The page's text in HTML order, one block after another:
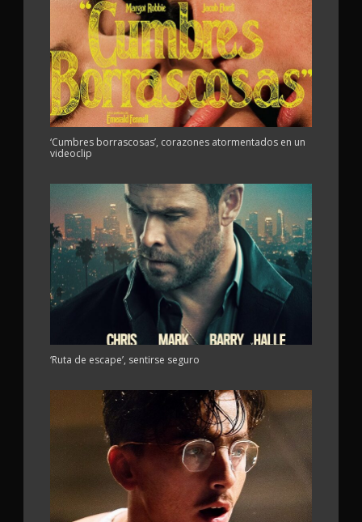
‘Cumbres borrascosas’, corazones atormentados en un
videoclip
‘Ruta de escape’, sentirse seguro